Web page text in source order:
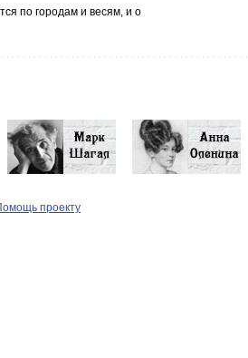
по городам и весям, и о
проекту